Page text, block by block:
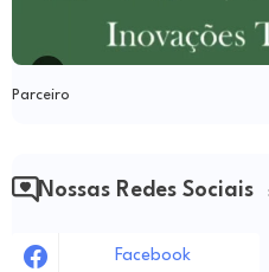
Parceiro
Nossas Redes Sociais
Facebook